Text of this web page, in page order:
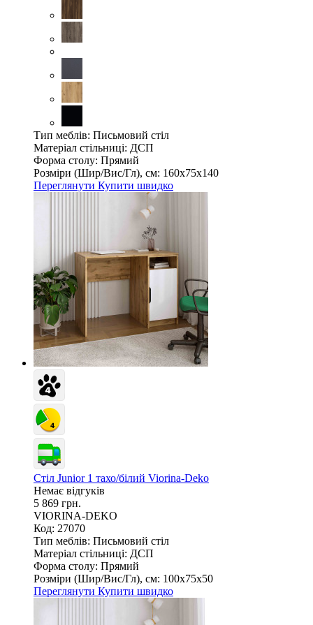
Тип меблів: Письмовий стіл
Матеріал стільниці: ДСП
Форма столу: Прямий
Розміри (Шир/Вис/Гл), см: 160х75х140
Переглянути Купити швидко
Стіл Junior 1 тахо/білий Viorina-Deko
Немає відгуків
5 869 грн.
VIORINA-DEKO
Код: 27070
Тип меблів: Письмовий стіл
Матеріал стільниці: ДСП
Форма столу: Прямий
Розміри (Шир/Вис/Гл), см: 100х75х50
Переглянути Купити швидко